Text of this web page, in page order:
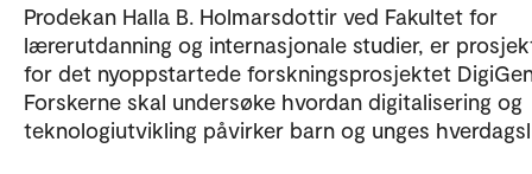
Prodekan Halla B. Holmarsdottir ved Fakultet for
lærerutdanning og internasjonale studier, er
for det nyoppstartede forskningsprosjektet
Forskerne skal undersøke hvordan digitalisering og
teknologiutvikling påvirker barn og unges